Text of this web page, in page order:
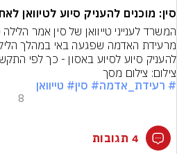
סין: מוכנים להעניק סיוע לטיוואן
להעניק סיוע לסיוע באסון - כך לפי
צילום: צילום מסך
# רעידת_אדמה# סין# טייוואן
8
4 תגובות